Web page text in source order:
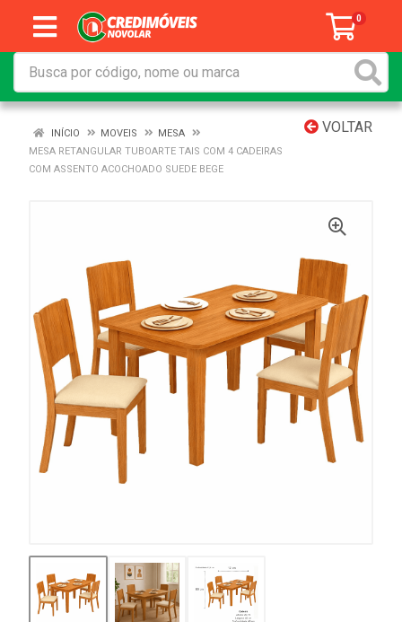
0
VOLTAR
INÍCIO MOVEIS
MESA
MESA RETANGULAR TUBOARTE TAIS COM 4 CADEIRAS
COM ASSENTO ACOCHOADO SUEDE BEGE